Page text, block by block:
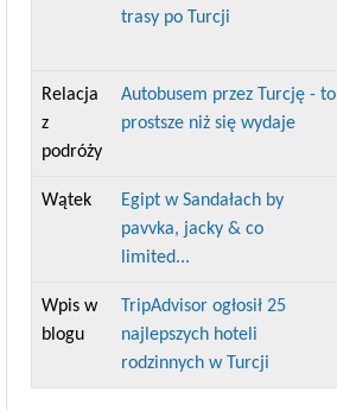
trasy po Turcji
Relacja
z
podróży
Autobusem przez Turcję - to
prostsze niż się wydaje
Wątek
Egipt w Sandałach by
pavvka, jacky & co
limited...
Wpis w
blogu
TripAdvisor ogłosił 25
najlepszych hoteli
rodzinnych w Turcji